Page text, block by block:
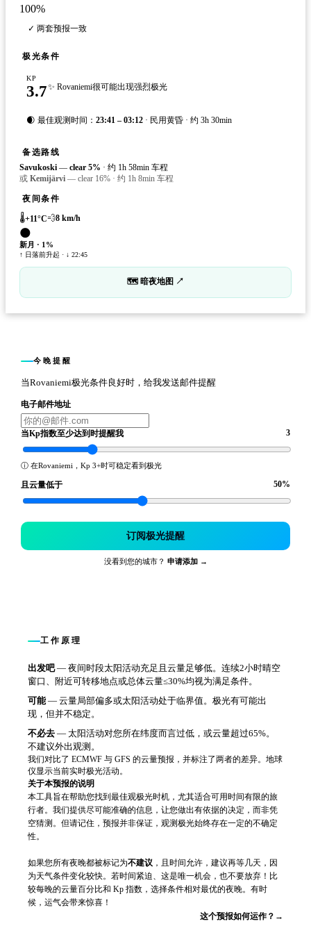
100%
✓ 两套预报一致
极光条件
KP
3.7✨ Rovaniemi很可能出现强烈极光
🌒 最佳观测时间： 23:41 – 03:12 · 民用黄昏 · 约 3h 30min
备选路线
Savukoski — clear 5% · 约 1h 58min 车程
或 Kemijärvi — clear 16% · 约 1h 8min 车程
夜间条件
🌡️+11°C💨8 km/h
🌑
新月 · 1 %
↑ 日落前升起 · ↓ 22:45
🗺 暗夜地图 ↗
今晚提醒
当Rovaniemi极光条件良好时，给我发送邮件提醒
电子邮件地址
当Kp指数至少达到时提醒我 3
ⓘ 在Rovaniemi，Kp 3+时可稳定看到极光
且云量低于 50%
订阅极光提醒
没看到您的城市？ 申请添加 →
工作原理
出发吧— 夜间时段太阳活动充足且云量足够低。连续2小时晴空
窗口、附近可转移地点或总体云量≤30%均视为满足条件。
可能— 云量局部偏多或太阳活动处于临界值。极光有可能出
现，但并不稳定。
不必去 — 太阳活动对您所在纬度而言过低，或云量超过65%。
不建议外出观测。
我们对比了 ECMWF 与 GFS 的云量预报，并标注了两者的差异。地球
仪显示当前实时极光活动。
关于本预报的说明
本工具旨在帮助您找到最佳观极光时机，尤其适合可用时间有限的旅
行者。我们提供尽可能准确的信息，让您做出有依据的决定，而非凭
空猜测。但请记住，预报并非保证，观测极光始终存在一定的不确定
性。
如果您所有夜晚都被标记为不建议 ，且时间允许，建议再等几天，因
为天气条件变化较快。若时间紧迫、这是唯一机会，也不要放弃！比
较每晚的云量百分比和 Kp 指数，选择条件相对最优的夜晚。有时
候，运气会带来惊喜！
这个预报如何运作？→